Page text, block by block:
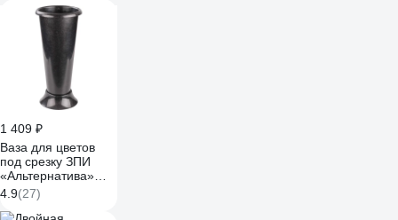
1 409 ₽
Ваза для цветов
под срезку ЗПИ
«Альтернатива»
200х425 мм,
черный М6433
4.9(27)